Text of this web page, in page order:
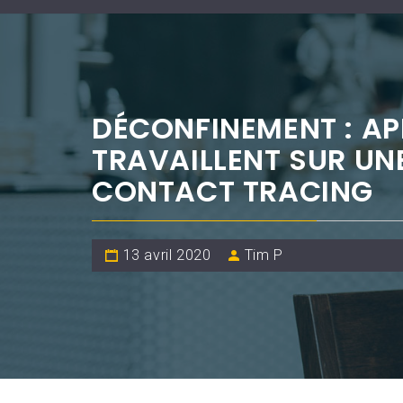
DÉCONFINEMENT :
TRAVAILLENT SUR
CONTACT TRACING
13 avril 2020 Tim P